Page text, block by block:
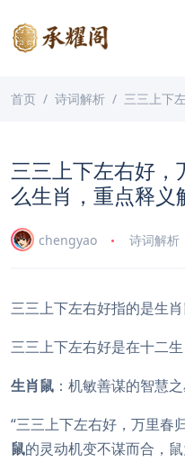
首页 诗词解析 三三上下左右好
三三上下左右好，
么生肖，重点释义
chengyao 诗词解析
三三上下左右好指的是生
三三上下左右好是在十二
生肖鼠 ：机敏善谋的智慧
“三三上下左右好，万里春
鼠的灵动机变不谋而合，